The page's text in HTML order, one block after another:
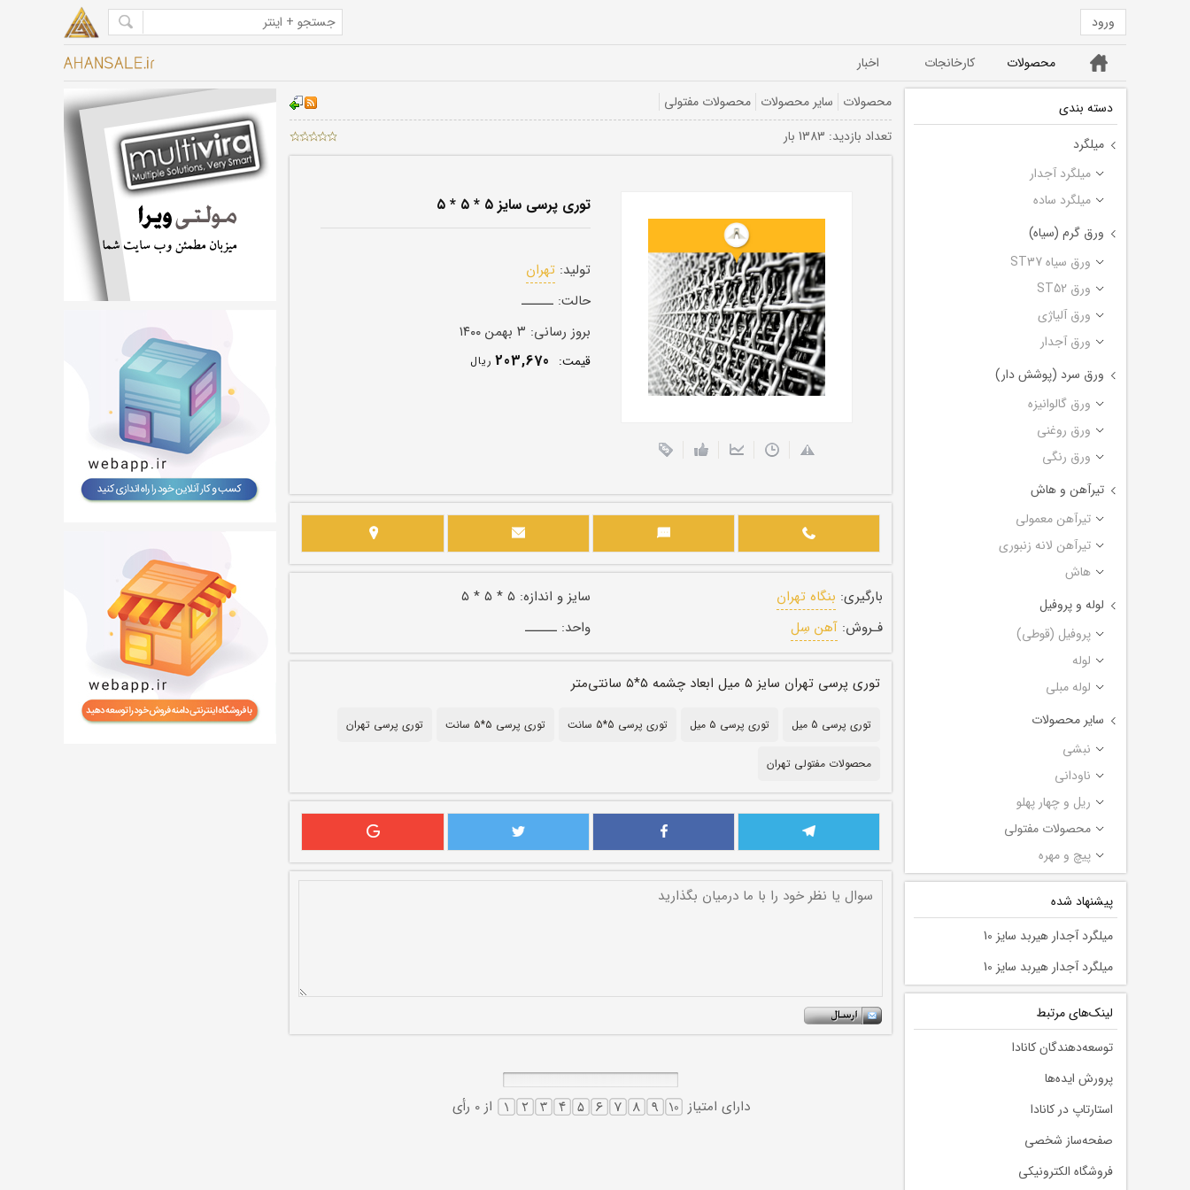
ورود
خانه محصولات کارخانجات اخبار
دسته بندی
میلگرد
میلگرد آجدار
میلگرد ساده
ورق گرم (سیاه)
ورق سیاه ST37
ورق ST52
ورق آلیاژی
ورق آجدار
ورق سرد (پوشش دار)
ورق گالوانیزه
ورق روغنی
ورق رنگی
تیرآهن و هاش
تیرآهن معمولی
تیرآهن لانه زنبوری
هاش
لوله و پروفیل
پروفیل (قوطی)
لوله
لوله مبلی
سایر محصولات
نبشی
ناودانی
ریل و چهار پهلو
محصولات مفتولی
پیچ و مهره
پیشنهاد شده
میلگرد آجدار هیربد سایز 10
میلگرد آجدار هیربد سایز 10
لينك‌های مرتبط
توسعه‌دهندگان کانادا
پرورش ایده‌ها
استارتاپ در کانادا
صفحه‌ساز شخصی
فروشگاه الکترونیکی
محصولات سایر محصولات محصولات مفتولی
تعداد بازديد: 1383 بار
توری پرسی سایز ۵ * ۵ * ۵
تولید: تهران
حالت: ــــــ
بروز رسانی: ۳ بهمن ۱۴۰۰
قيمت: 203,670 ريال
بارگیری: بنگاه تهران
فـروش: آهن سِل
سایز و اندازه: ۵ * ۵ * ۵
واحد: ــــــ
توری پرسی تهران سایز ۵ میل ابعاد چشمه ۵*۵ سانتی‌متر
توری پرسی 5 میل توری پرسی ۵ میل توری پرسی 5*5 سانت توری پرسی ۵*۵ سانت توری پرسی تهران
محصولات مفتولی تهران
دارای امتیاز از 0 رأی